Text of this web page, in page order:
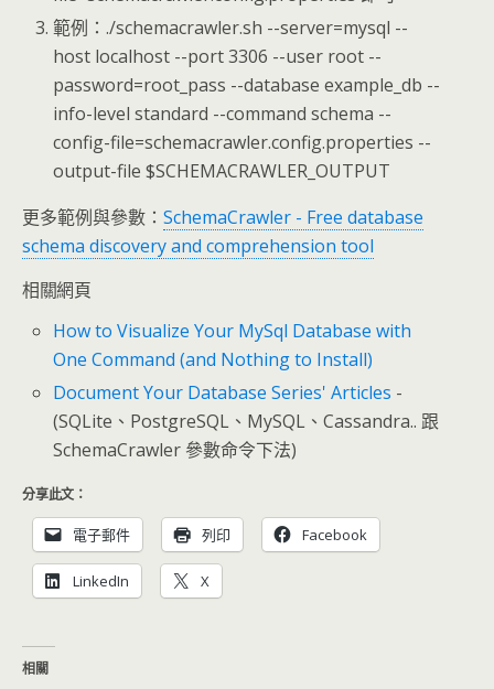
範例：./schemacrawler.sh --server=mysql --
host localhost --port 3306 --user root --
password=root_pass --database example_db --
info-level standard --command schema --
config-file=schemacrawler.config.properties --
output-file $SCHEMACRAWLER_OUTPUT
更多範例與參數： SchemaCrawler - Free database
schema discovery and comprehension tool
相關網頁
How to Visualize Your MySql Database with
One Command (and Nothing to Install)
Document Your Database Series' Articles -
(SQLite、PostgreSQL、MySQL、Cassandra.. 跟
SchemaCrawler 參數命令下法)
分享此文：
電子郵件 列印 Facebook
LinkedIn X
相關